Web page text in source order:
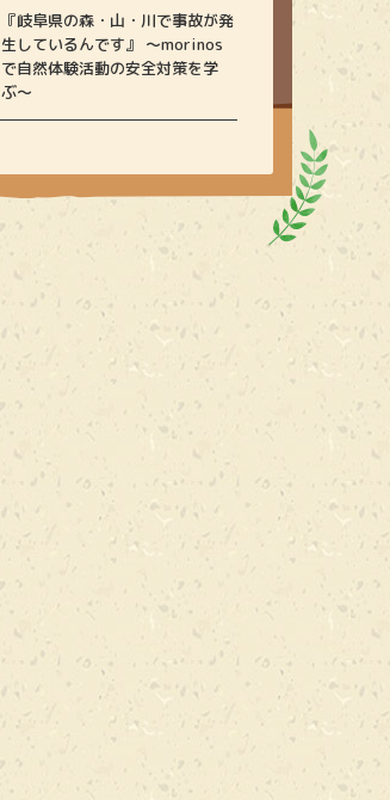
『岐阜県の森・山・川で事故が発
生しているんです』 〜morinos
で自然体験活動の安全対策を学
ぶ〜